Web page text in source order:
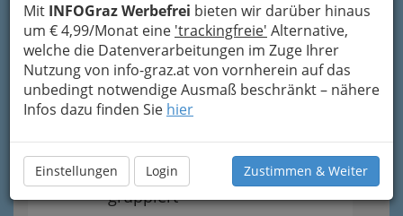
Mit INFOGraz Werbefrei bieten wir darüber hinaus
um € 4,99/Monat eine 'trackingfreie' Alternative,
welche die Datenverarbeitungen im Zuge Ihrer
Nutzung von info-graz.at von vornherein auf das
unbedingt notwendige Ausmaß beschränkt – nähere
Infos dazu finden Sie hier
Einstellungen Login Zustimmen & Weiter
Graz - Bezirke und
Sehenswürdigkeiten
Jänner bis Dezember - nach
Monaten und Halbjahren
gruppiert